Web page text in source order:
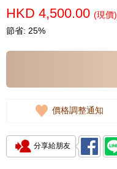
HKD 4,500.00 (現價)
節省: 25%
價格調整通知
分享給朋友